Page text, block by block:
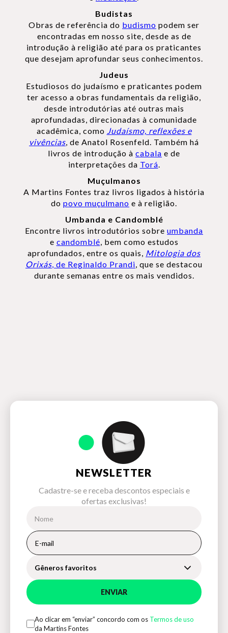
Budistas
Obras de referência do budismo podem ser
encontradas em nosso site, desde as de
introdução à religião até para os praticantes
que desejam aprofundar seus conhecimentos.
Judeus
Estudiosos do judaísmo e praticantes podem
ter acesso a obras fundamentais da religião,
desde introdutórias até outras mais
aprofundadas, direcionadas à comunidade
acadêmica, como Judaísmo, reflexões e
vivências, de Anatol Rosenfeld. Também há
livros de introdução à cabala e de
interpretações da Torá.
Muçulmanos
A Martins Fontes traz livros ligados à história
do povo muçulmano e à religião.
Umbanda e Candomblé
Encontre livros introdutórios sobre umbanda
e candomblé, bem como estudos
aprofundados, entre os quais, Mitologia dos
Orixás, de Reginaldo Prandi, que se destacou
durante semanas entre os mais vendidos.
NEWSLETTER
Cadastre-se e receba descontos especiais e
ofertas exclusivas!
Gêneros favoritos
ENVIAR
Ao clicar em “enviar” concordo com os Termos de uso
da Martins Fontes